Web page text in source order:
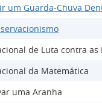
um Guarda-Chuva
de Luta contra as
da Matemática
uma Aranha